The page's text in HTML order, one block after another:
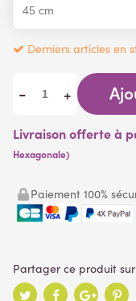
Derniers articles en
- +
Livraison offerte à
Hexagonale)
Paiement 100%